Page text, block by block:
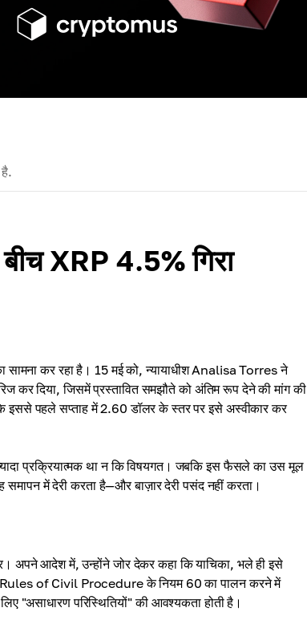
XRP 4.5% गिरा
सामना कर रहा है। 15 मई को, न्यायाधीश Analisa Torres ने
कर दिया, जिसमें प्रस्तावित समझौते को अंतिम रूप देने की मांग की
पहले सप्ताह में 2.60 डॉलर के स्तर पर इसे अस्वीकार कर
प्रक्रियात्मक था न कि विषयगत। जबकि इस फैसले का उस मूल
में देरी करता है—और बाज़ार देरी पसंद नहीं करता।
अपने आदेश में, उन्होंने जोर देकर कहा कि याचिका, भले ही इसे
Rules of Civil Procedure के नियम 60 का पालन करने में
"असाधारण परिस्थितियों" की आवश्यकता होती है।